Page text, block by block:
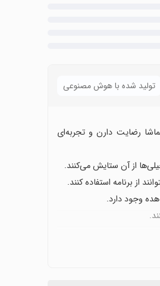
تولید شده با هوش مصنوعی
رضایت دارن و تجربه‌ای
از آن ستایش می‌کنند.
از برنامه استفاده کنند.
وجود دارد.